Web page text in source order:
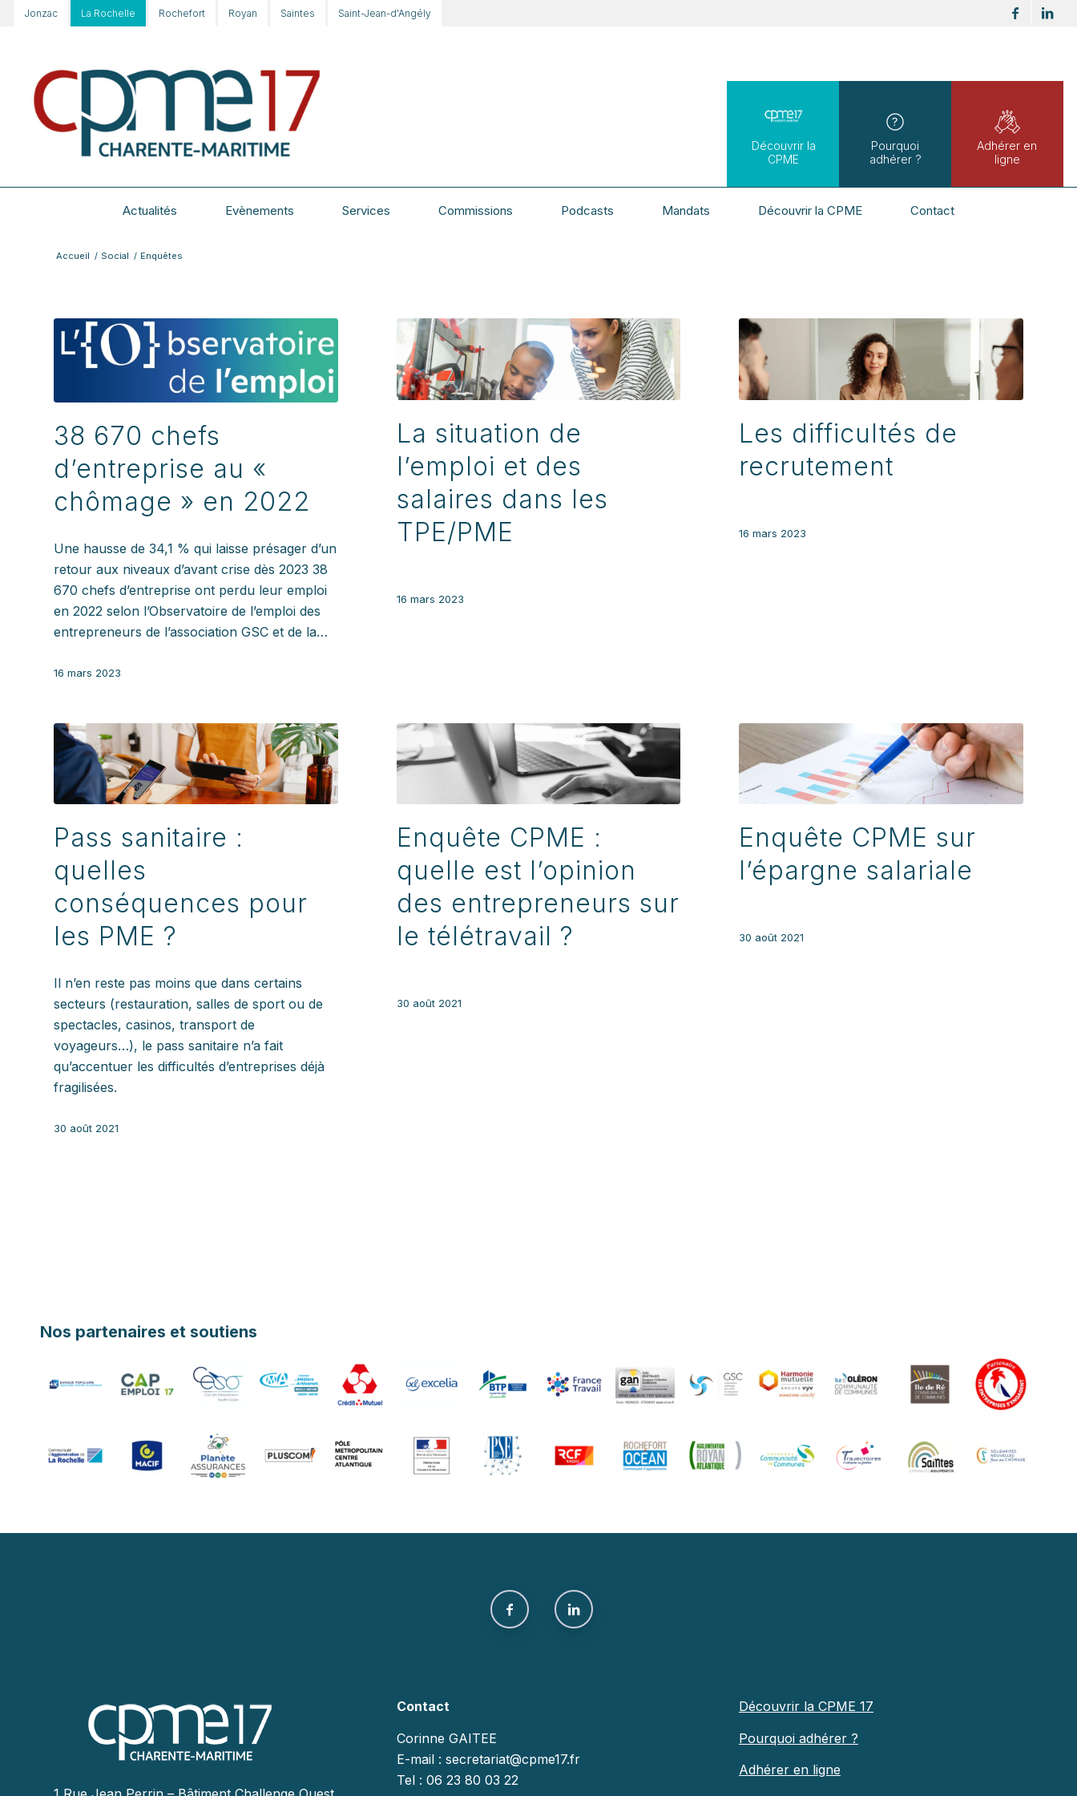
Jonzac La Rochelle Rochefort Royan Saintes Saint-Jean-d'Angély
Découvrir la
CPME
Pourquoi
adhérer ?
Adhérer en
ligne
Actualités Evènements Services Commissions Podcasts Mandats Découvrir la CPME Contact
Accueil / Social / Enquêtes
38 670 chefs
d’entreprise au «
chômage » en 2022
Une hausse de 34,1 % qui laisse présager d’un
retour aux niveaux d’avant crise dès 2023 38
670 chefs d’entreprise ont perdu leur emploi
en 2022 selon l’Observatoire de l’emploi des
entrepreneurs de l’association GSC et de la…
16 mars 2023
La situation de
l’emploi et des
salaires dans les
TPE/PME
16 mars 2023
Les difficultés de
recrutement
16 mars 2023
Pass sanitaire :
quelles
conséquences pour
les PME ?
Il n’en reste pas moins que dans certains
secteurs (restauration, salles de sport ou de
spectacles, casinos, transport de
voyageurs…), le pass sanitaire n’a fait
qu’accentuer les difficultés d’entreprises déjà
fragilisées.
30 août 2021
Enquête CPME :
quelle est l’opinion
des entrepreneurs sur
le télétravail ?
30 août 2021
Enquête CPME sur
l’épargne salariale
30 août 2021
Nos partenaires et soutiens
Contact
Corinne GAITEE
E-mail : secretariat@cpme17.fr
Tel : 06 23 80 03 22
Découvrir la CPME 17
Pourquoi adhérer ?
Adhérer en ligne